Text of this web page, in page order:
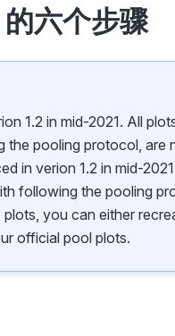
六个步骤
1.2 in mid-2021. All
pooling protocol, are
in verion 1.2 in mid-
following the pooling
you can either
official pool plots.